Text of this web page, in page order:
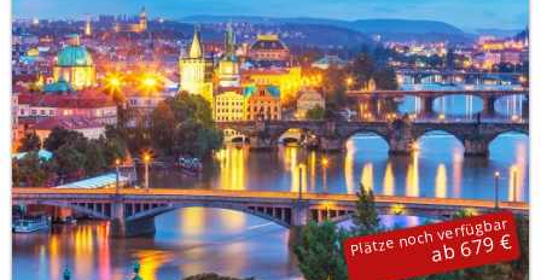
Plätze noch verfügbar
ab 679 €